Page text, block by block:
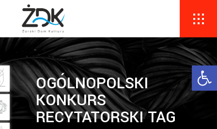
OGÓLNOPOLSKI
KONKURS
RECYTATORSKI TAG